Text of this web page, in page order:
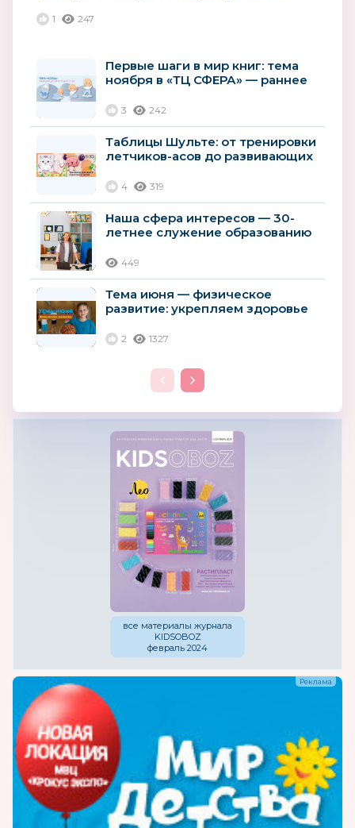
программы...
1 247
Первые шаги в мир книг: тема
ноября в «ТЦ СФЕРА» — раннее
3 242
Таблицы Шульте: от тренировки
летчиков-асов до развивающих
4 319
Наша сфера интересов — 30-
летнее служение образованию
449
Тема июня — физическое
развитие: укрепляем здоровье
2 1327
все материалы журнала
KIDSOBOZ
февраль 2024